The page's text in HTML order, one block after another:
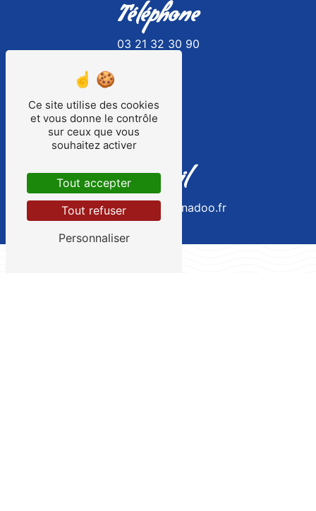
Téléphone
03 21 32 30 90
E-mail
bayvoyages@wanadoo.fr
Ce site utilise des cookies
et vous donne le contrôle
sur ceux que vous
souhaitez activer
Tout accepter
Tout refuser
Personnaliser